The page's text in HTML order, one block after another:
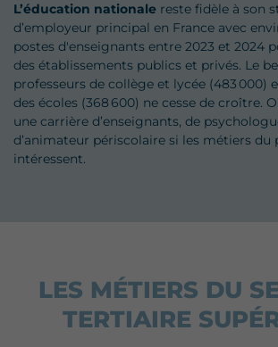
L’éducation nationale reste fidèle à son
d’employeur principal en France avec
postes d'enseignants entre 2023 et 2024
des établissements publics et privés. Le
professeurs de collège et lycée (483 000)
des écoles (368 600) ne cesse de croître.
une carrière d’enseignants, de
d’animateur périscolaire si les métiers du
intéressent.
LES MÉTIERS DU
TERTIAIRE